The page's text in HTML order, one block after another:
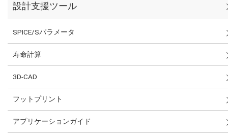
設計支援ツール
SPICE/Sパラメータ
寿命計算
3D-CAD
フットプリント
アプリケーションガイド